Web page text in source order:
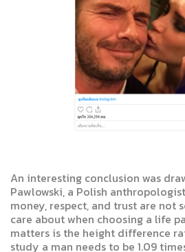
An interesting conclusion was
Pawlowski, a Polish
money, respect, and trust are not
care about when choosing a life
matters is the height difference
study a man needs to be 1.09